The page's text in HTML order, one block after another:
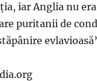
iar Anglia nu
puritanii de